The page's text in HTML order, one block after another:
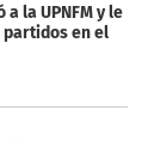
la UPNFM y le
en el